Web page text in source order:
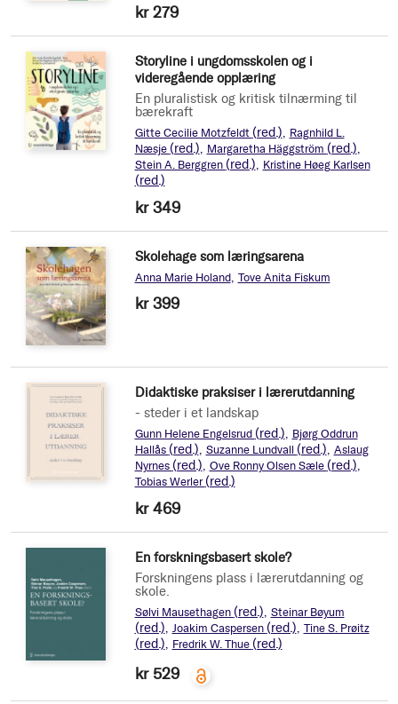
kr 279
Storyline i ungdomsskolen og i
videregående opplæring
En pluralistisk og kritisk tilnærming til
bærekraft
Gitte Cecilie Motzfeldt (red.)
Ragnhild L.
Næsje (red.) Margaretha Häggström (red.)
Stein A. Berggren (red.) Kristine Høeg Karlsen
(red.)
kr 349
Skolehage som læringsarena
Anna Marie Holand Tove Anita Fiskum
kr 399
Didaktiske praksiser i lærerutdanning
- steder i et landskap
Gunn Helene Engelsrud (red.)
Bjørg Oddrun
Hallås (red.) Suzanne Lundvall (red.) Aslaug
Nyrnes (red.) Ove Ronny Olsen Sæle (red.)
Tobias Werler (red.)
kr 469
En forskningsbasert skole?
Forskningens plass i lærerutdanning og
skole.
Sølvi Mausethagen (red.) Steinar Bøyum
(red.) Joakim Caspersen (red.) Tine S. Prøitz
(red.) Fredrik W. Thue (red.)
kr 529